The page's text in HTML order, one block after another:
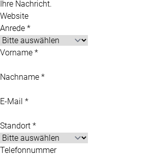
Ihre Nachricht.
Website
Anrede *
Vorname *
Nachname *
E-Mail *
Standort *
Telefonnummer